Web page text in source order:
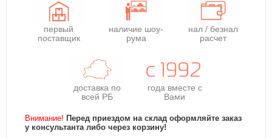
первый
поставщик
наличие шоу-
рума
нал / безнал
расчет
доставка по
всей РБ
года вместе с
Вами
Внимание! Перед приездом на склад оформляйте заказ
у консультанта либо через корзину!